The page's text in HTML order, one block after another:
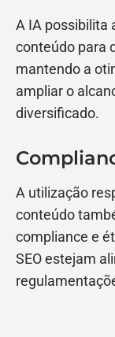
A IA possibilita
conteúdo para
mantendo a
ampliar o
diversificado.
A utilização
conteúdo
compliance e
SEO estejam